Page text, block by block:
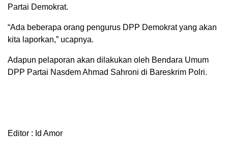
Partai Demokrat.
“Ada beberapa orang pengurus DPP Demokrat yang akan
kita laporkan,” ucapnya.
Adapun pelaporan akan dilakukan oleh Bendara Umum
DPP Partai Nasdem Ahmad Sahroni di Bareskrim Polri.
Editor : Id Amor